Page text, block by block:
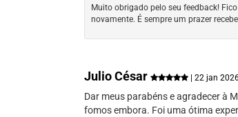
Muito obrigado pelo seu feedback!
novamente. É sempre um prazer
Julio César | 22 jan
Dar meus parabéns e agradecer à
fomos embora. Foi uma ótima